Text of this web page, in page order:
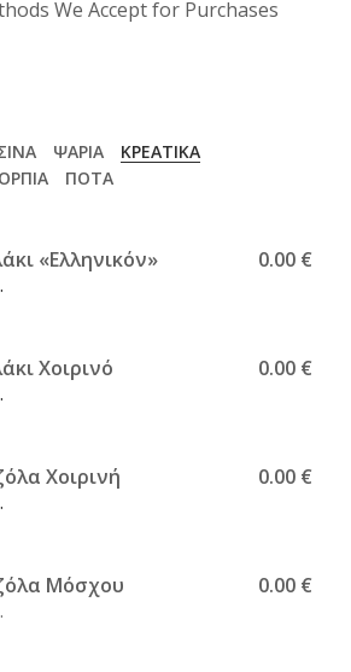
We Accept for Purchases
ΨΑΡΙΑ
ΚΡΕΑΤΙΚΑ
ΠΟΤΑ
«Ελληνικόν»
0.00 €
Χοιρινό
0.00 €
Χοιρινή
0.00 €
Μόσχου
0.00 €